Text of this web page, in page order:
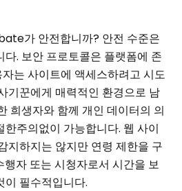
가 안전합니까? 안전 수준은
. 보안 프로토콜은 플랫폼에 존
는 사이트에 액세스하려고 시도
기꾼에게 매력적인 환경으로 남
희생자와 함께 개인 데이터의 의
주의없이 가능합니다. 웹 사이
지하지는 않지만 연령 제한을 구
자 또는 시청자로서 시간을 보
이 필수적입니다.